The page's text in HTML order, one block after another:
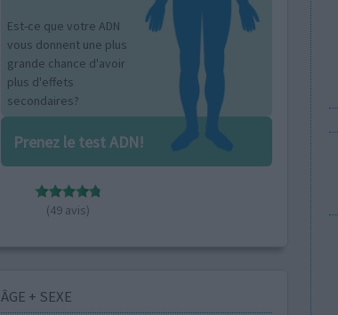
Est-ce que votre ADN
vous donnent une plus
grande chance d'avoir
plus d'effets
secondaires?
Prenez le test ADN!
(49 avis)
ÂGE + SEXE